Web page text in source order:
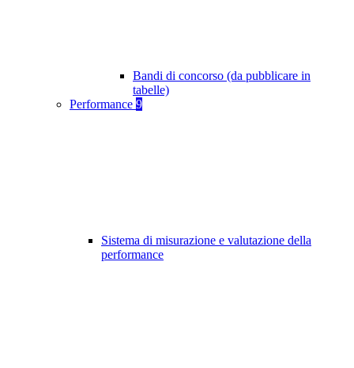
Bandi di concorso (da pubblicare in
tabelle)
Performance 9
Sistema di misurazione e valutazione della
performance